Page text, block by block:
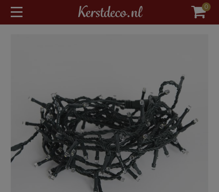
Kerstdeco.nl 0
modal-check